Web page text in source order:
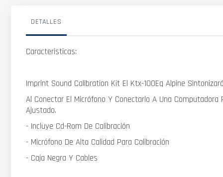
imágenes
DETALLES
Caracteristicas:
Imprint Sound Calibration Kit El Ktx-100Eq Alpine
Al Conectar El Micrófono Y Conectarlo A Una
Ajustado.
- Incluye Cd-Rom De Calibración
- Micrófono De Alta Calidad Para Calibración
- Caja Negra Y Cables